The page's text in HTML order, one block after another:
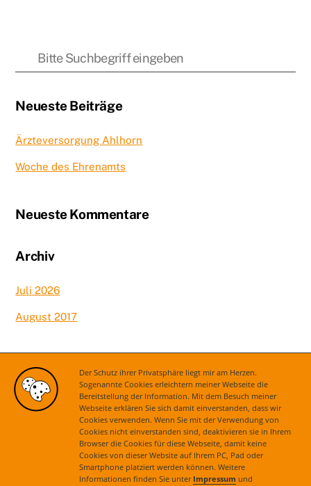
Der Schutz ihrer Privatsphäre liegt mir am Herzen.
Sogenannte Cookies erleichtern meiner Webseite die
Bereitstellung der Information. Mit dem Besuch meiner
Webseite erklären Sie sich damit einverstanden, dass wir
Cookies verwenden. Wenn Sie mit der Verwendung von
Cookies nicht einverstanden sind, deaktivieren sie in Ihrem
Browser die Cookies für diese Webseite, damit keine
Cookies von dieser Website auf Ihrem PC, Pad oder
Smartphone platziert werden können. Weitere
Informationen finden Sie unter Impressum und
Neueste Beiträge
Ärzteversorgung Ahlhorn
Woche des Ehrenamts
Neueste Kommentare
Archiv
Juli 2026
August 2017
Kategorien
Aktuelles